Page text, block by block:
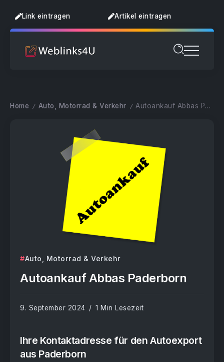
Link eintragen Artikel eintragen
Home / Auto, Motorrad & Verkehr / Autoankauf Abbas Paderborn
Auto, Motorrad & Verkehr
Autoankauf Abbas Paderborn
9. September 2024 1 Min Lesezeit
Ihre Kontaktadresse für den Autoexport
aus Paderborn